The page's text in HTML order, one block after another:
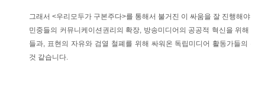
그래서 <우리모두가 구본주다>를 통해서 불거진 이 싸움을 잘 진행해야 합
민중들의 커뮤니케이션권리의 확장, 방송미디어의 공공적 혁신을 위해 노
들과, 표현의 자유와 검열 철폐를 위해 싸워온 독립미디어 활동가들의 관
것 같습니다.